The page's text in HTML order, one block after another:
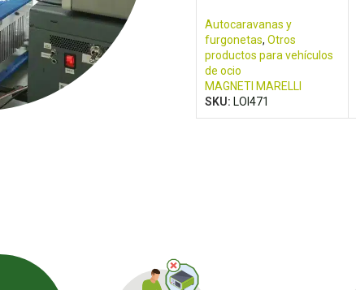
Renault Boxer
Autocaravanas y
furgonetas, Otros
productos para vehículos
de ocio
MAGNETI MARELLI
SKU: LOI471